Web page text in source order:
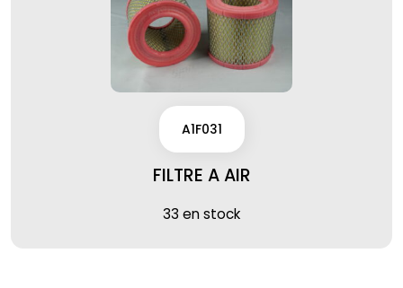
A1F031
FILTRE A AIR
33 en stock